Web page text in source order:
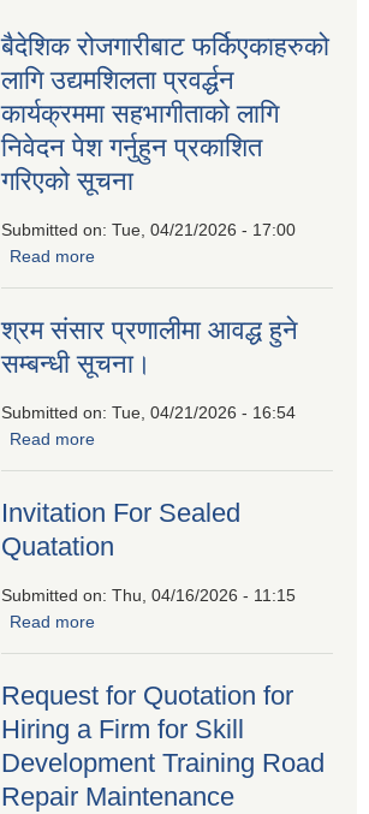
बैदेशिक रोजगारीबाट फर्किएकाहरुको
लागि उद्यमशिलता प्रवर्द्धन
कार्यक्रममा सहभागीताको लागि
निवेदन पेश गर्नुहुन प्रकाशित
गरिएको सूचना
Submitted on: Tue, 04/21/2026 - 17:00
Read more
लागि उद्यमशिलता प्रवर्द्धन कार्यक्रममा
गरिएको सूचना
श्रम संसार प्रणालीमा आवद्ध हुने
सम्बन्धी सूचना।
Submitted on: Tue, 04/21/2026 - 16:54
Read more
सम्बन्धी सूचना।
Invitation For Sealed
Quatation
Submitted on: Thu, 04/16/2026 - 11:15
Read more
Quatation
Request for Quotation for
Hiring a Firm for Skill
Development Training Road
Repair Maintenance